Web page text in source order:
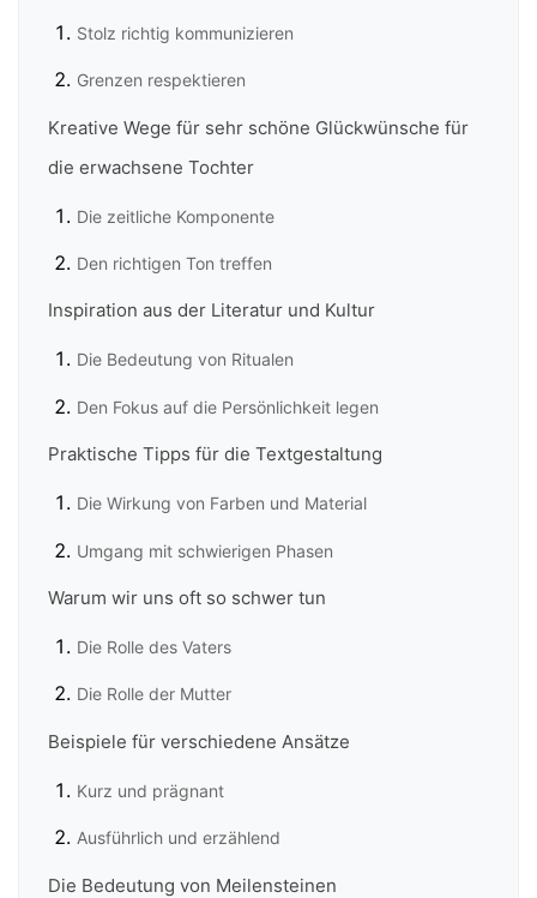
Stolz richtig kommunizieren
Grenzen respektieren
Kreative Wege für sehr schöne Glückwünsche für
die erwachsene Tochter
Die zeitliche Komponente
Den richtigen Ton treffen
Inspiration aus der Literatur und Kultur
Die Bedeutung von Ritualen
Den Fokus auf die Persönlichkeit legen
Praktische Tipps für die Textgestaltung
Die Wirkung von Farben und Material
Umgang mit schwierigen Phasen
Warum wir uns oft so schwer tun
Die Rolle des Vaters
Die Rolle der Mutter
Beispiele für verschiedene Ansätze
Kurz und prägnant
Ausführlich und erzählend
Die Bedeutung von Meilensteinen